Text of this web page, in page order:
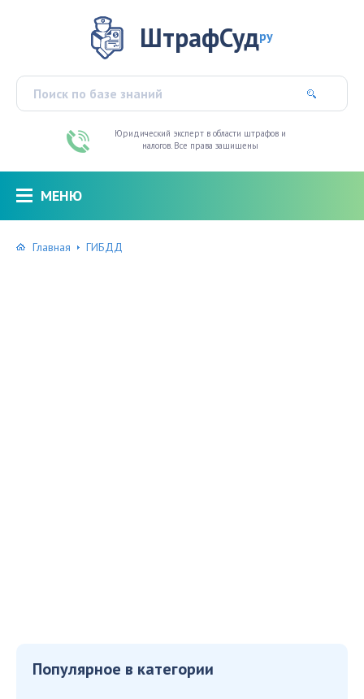
ШтрафСудру
Юридический эксперт в области штрафов и
налогов. Все права защищены
МЕНЮ
Главная ГИБДД
Популярное в категории